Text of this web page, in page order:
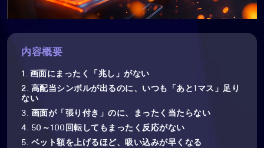
内容概要
1. 画面にまったく「兆し」がない
2. 高配当シンボルが出るのに、いつも「あと1マス」足り
ない
3. 画面が「張り付き」のに、まったく当たらない
4. 50～100回転してもまったく反応がない
5. ベット額を上げるほど、吸い込みが早くなる